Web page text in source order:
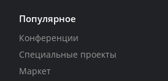
Популярное
Конференции
Специальные проекты
Маркет